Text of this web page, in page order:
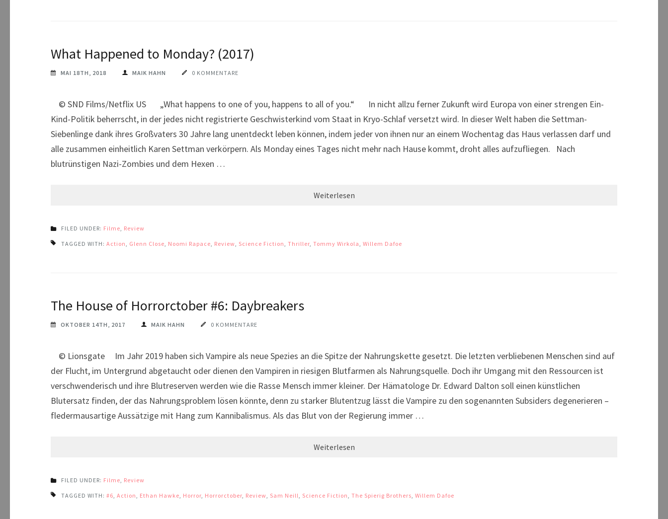
What Happened to Monday? (2017)
MAI 18TH, 2018 MAIK HAHN 0 KOMMENTARE
© SND Films/Netflix US „What happens to one of you, happens to all of you.“ In nicht allzu ferner Zukunft wird Europa von einer strengen Ein-
Kind-Politik beherrscht, in der jedes nicht registrierte Geschwisterkind vom Staat in Kryo-Schlaf versetzt wird. In dieser Welt haben die Settman-
Siebenlinge dank ihres Großvaters 30 Jahre lang unentdeckt leben können, indem jeder von ihnen nur an einem Wochentag das Haus verlassen darf und
alle zusammen einheitlich Karen Settman verkörpern. Als Monday eines Tages nicht mehr nach Hause kommt, droht alles aufzufliegen. Nach
blutrünstigen Nazi-Zombies und dem Hexen …
Weiterlesen
FILED UNDER: Filme, Review
TAGGED WITH: Action, Glenn Close, Noomi Rapace, Review, Science Fiction, Thriller, Tommy Wirkola, Willem Dafoe
The House of Horrorctober #6: Daybreakers
OKTOBER 14TH, 2017 MAIK HAHN 0 KOMMENTARE
© Lionsgate Im Jahr 2019 haben sich Vampire als neue Spezies an die Spitze der Nahrungskette gesetzt. Die letzten verbliebenen Menschen sind auf
der Flucht, im Untergrund abgetaucht oder dienen den Vampiren in riesigen Blutfarmen als Nahrungsquelle. Doch ihr Umgang mit den Ressourcen ist
verschwenderisch und ihre Blutreserven werden wie die Rasse Mensch immer kleiner. Der Hämatologe Dr. Edward Dalton soll einen künstlichen
Blutersatz finden, der das Nahrungsproblem lösen könnte, denn zu starker Blutentzug lässt die Vampire zu den sogenannten Subsiders degenerieren –
fledermausartige Aussätzige mit Hang zum Kannibalismus. Als das Blut von der Regierung immer …
Weiterlesen
FILED UNDER: Filme, Review
TAGGED WITH: #6, Action, Ethan Hawke, Horror, Horrorctober, Review, Sam Neill, Science Fiction, The Spierig Brothers, Willem Dafoe